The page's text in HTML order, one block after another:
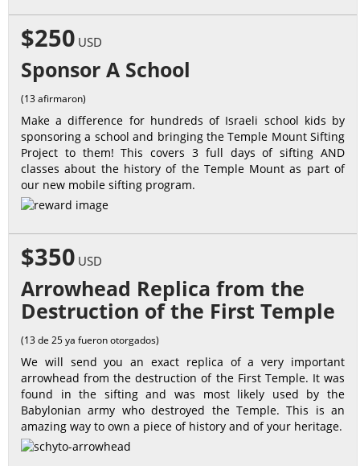
$250 USD
Sponsor A School
(13 afirmaron)
Make a difference for hundreds of Israeli school kids by
sponsoring a school and bringing the Temple Mount Sifting
Project to them! This covers 3 full days of sifting AND
classes about the history of the Temple Mount as part of
our new mobile sifting program.
$350 USD
Arrowhead Replica from the
Destruction of the First Temple
(13 de 25 ya fueron otorgados)
We will send you an exact replica of a very important
arrowhead from the destruction of the First Temple. It was
found in the sifting and was most likely used by the
Babylonian army who destroyed the Temple. This is an
amazing way to own a piece of history and of your heritage.